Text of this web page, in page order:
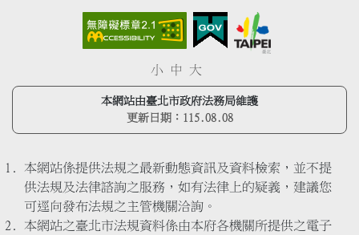
小 中 大
本網站由臺北市政府法務局維護
更新日期： 115.08.08
本網站係提供法規之最新動態資訊及資料檢索，並不提
供法規及法律諮詢之服務，如有法律上的疑義，建議您
可逕向發布法規之主管機關洽詢。
本網站之臺北市法規資料係由本府各機關所提供之電子